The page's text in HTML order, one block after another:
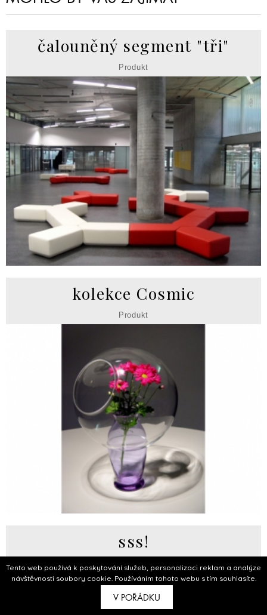
Tento web používá k poskytování služeb, personalizaci reklam a analýze
návštěvnosti soubory cookie. Používáním tohoto webu s tím souhlasíte.
V POŘÁDKU
čalouněný segment "tři"
Produkt
kolekce Cosmic
Produkt
sss!